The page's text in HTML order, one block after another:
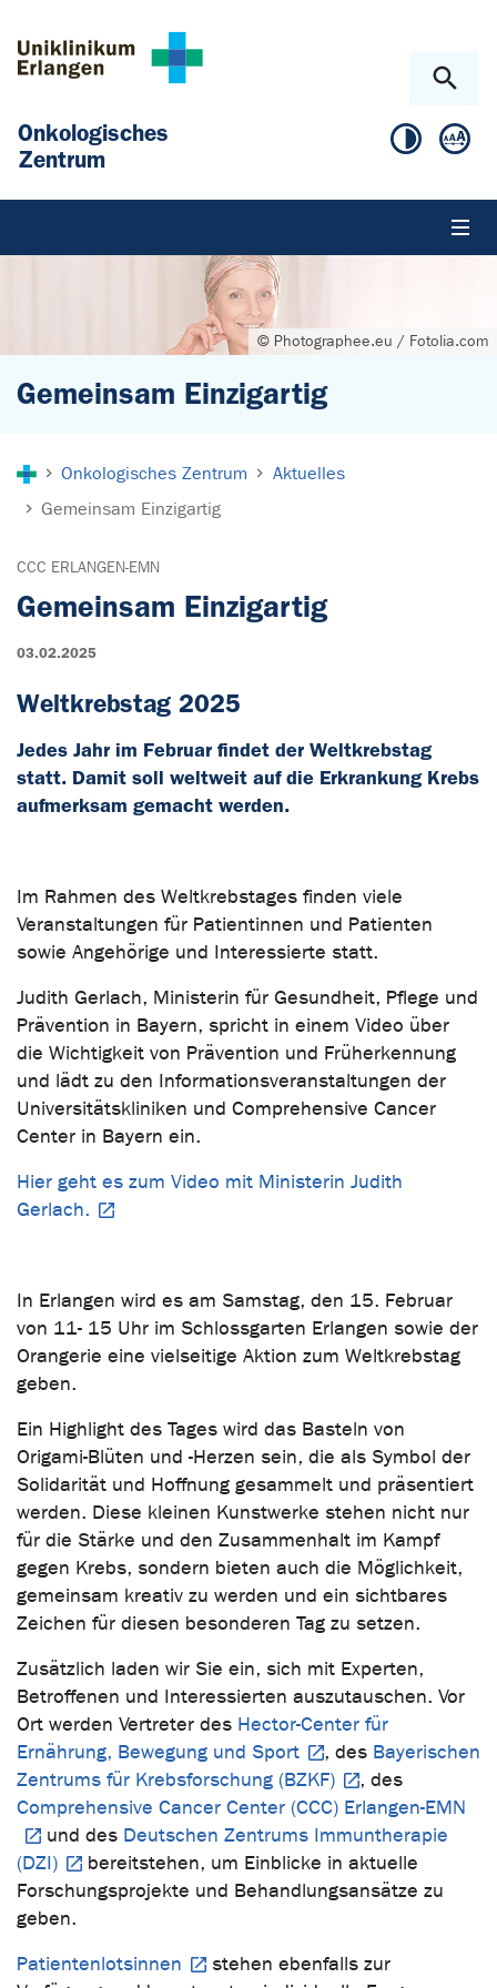
Onkologisches
Zentrum
© Photographee.eu / Fotolia.com
Gemeinsam Einzigartig
Onkologisches Zentrum
Aktuelles
Gemeinsam Einzigartig
CCC ERLANGEN-EMN
Gemeinsam Einzigartig
03.02.2025
Weltkrebstag 2025
Jedes Jahr im Februar findet der Weltkrebstag
statt. Damit soll weltweit auf die Erkrankung Krebs
aufmerksam gemacht werden.
Im Rahmen des Weltkrebstages finden viele
Veranstaltungen für Patientinnen und Patienten
sowie Angehörige und Interessierte statt.
Judith Gerlach, Ministerin für Gesundheit, Pflege und
Prävention in Bayern, spricht in einem Video über
die Wichtigkeit von Prävention und Früherkennung
und lädt zu den Informationsveranstaltungen der
Universitätskliniken und Comprehensive Cancer
Center in Bayern ein.
Hier geht es zum Video mit Ministerin Judith
Gerlach.
In Erlangen wird es am Samstag, den 15. Februar
von 11- 15 Uhr im Schlossgarten Erlangen sowie der
Orangerie eine vielseitige Aktion zum Weltkrebstag
geben.
Ein Highlight des Tages wird das Basteln von
Origami-Blüten und -Herzen sein, die als Symbol der
Solidarität und Hoffnung gesammelt und präsentiert
werden. Diese kleinen Kunstwerke stehen nicht nur
für die Stärke und den Zusammenhalt im Kampf
gegen Krebs, sondern bieten auch die Möglichkeit,
gemeinsam kreativ zu werden und ein sichtbares
Zeichen für diesen besonderen Tag zu setzen.
Zusätzlich laden wir Sie ein, sich mit Experten,
Betroffenen und Interessierten auszutauschen. Vor
Ort werden Vertreter des Hector-Center für
Ernährung, Bewegung und Sport
, des Bayerischen
Zentrums für Krebsforschung (BZKF)
, des
Comprehensive Cancer Center (CCC) Erlangen-EMN
und des Deutschen Zentrums Immuntherapie
(DZI)
bereitstehen, um Einblicke in aktuelle
Forschungsprojekte und Behandlungsansätze zu
geben.
Patientenlotsinnen
stehen ebenfalls zur